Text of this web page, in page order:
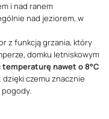
i nad ranem
nad jeziorem, w
z funkcją grzania, który
domku letniskowym
temperaturę nawet o 8°C
dzięki czemu znacznie